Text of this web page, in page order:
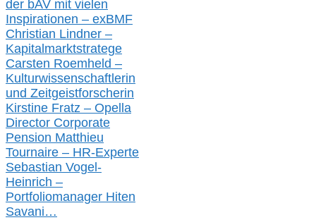
der bAV mit vielen
Inspirationen – exBMF
Christian Lindner –
Kapitalmarktstratege
Carsten Roemheld –
Kulturwissenschaftlerin
und Zeitgeistforscherin
Kirstine Fratz – Opella
Director Corporate
Pension Matthieu
Tournaire – HR-Experte
Sebastian Vogel-
Heinrich –
Portfoliomanager Hiten
Savani…